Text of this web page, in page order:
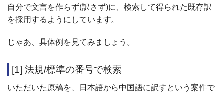
自分で文言を作らず(訳さず)に、検索して得られた既存訳
を採用するようにしています。
じゃあ、具体例を見てみましょう。
[1] 法規/標準の番号で検索
いただいた原稿を、日本語から中国語に訳すという案件で